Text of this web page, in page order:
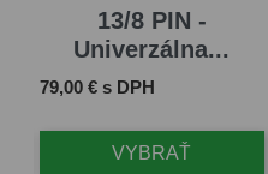
13/8 PIN -
Univerzálna...
Cena
79,00 € s DPH
VYBRAŤ